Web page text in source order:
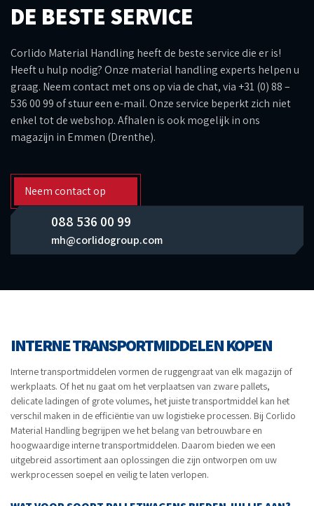
DE BESTE SERVICE
Corlido Material Handling heeft de beste service die er is!
Heeft u hulp nodig? Onze material handling experts helpen u
graag. Neem contact met ons op via de chat, via +31 (0) 88 –
536 00 99 of stuur een e-mail. Onze service beperkt zich niet
enkel tot de webshop. Afhalen is ook mogelijk in ons
magazijn in Emmen (Drenthe).
Neem contact op
088 536 00 99
mh@corlidogroup.com
INTERNE TRANSPORTMIDDELEN KOPEN
Interne transportmiddelen vormen de ruggengraat van elk magazijn of
werkplaats. Of het nu gaat om het verplaatsen van zware pallets,
delicate ladingen of grote volumes, het juiste transportmiddel kan het
verschil maken in de efficiëntie van uw logistieke processen. Bij Corlido
Material Handling begrijpen we het belang van betrouwbare en
hoogwaardige interne transportmiddelen. Daarom bieden we een
uitgebreid assortiment aan oplossingen die zijn ontworpen om uw
werkprocessen soepel en veilig te laten verlopen.